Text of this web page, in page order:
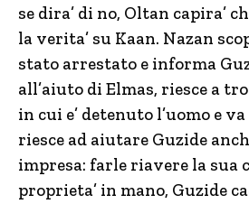
se dira’ di no, Oltan capira’
la verita’ su Kaan. Nazan
stato arrestato e informa
all’aiuto di Elmas, riesce a
in cui e’ detenuto l’uomo e
riesce ad aiutare Guzide
impresa: farle riavere la sua
proprieta’ in mano, Guzide